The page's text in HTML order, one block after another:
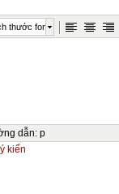
thước font
dẫn: p
kiến